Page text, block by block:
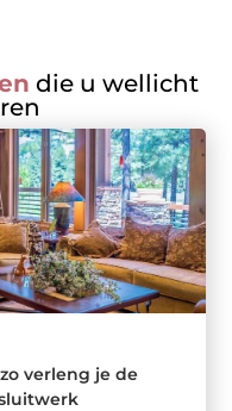
die u wellicht
verleng je de